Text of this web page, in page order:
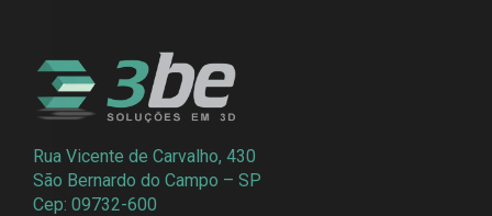
Rua Vicente de Carvalho, 430
São Bernardo do Campo – SP
Cep: 09732-600